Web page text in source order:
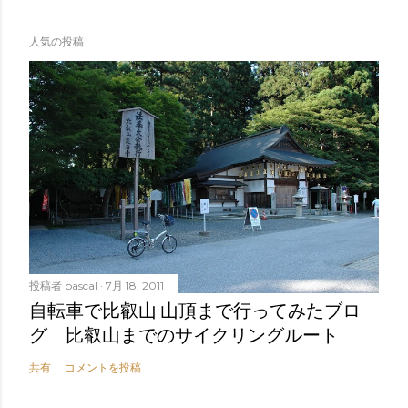
人気の投稿
投稿者 pascal 7月 18, 2011
自転車で比叡山 山頂まで行ってみたブロ
グ 比叡山までのサイクリングルート
共有 コメントを投稿